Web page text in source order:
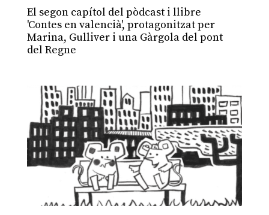
El segon capítol del pòdcast i llibre
'Contes en valencià', protagonitzat per
Marina, Gulliver i una Gàrgola del pont
del Regne